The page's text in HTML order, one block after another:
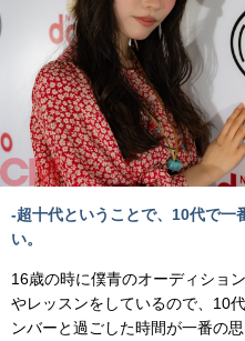
-超十代ということで、10代で一
い。
16歳の時に僕青のオーディショ
やレッスンをしているので、10
ンバーと過ごした時間が一番の